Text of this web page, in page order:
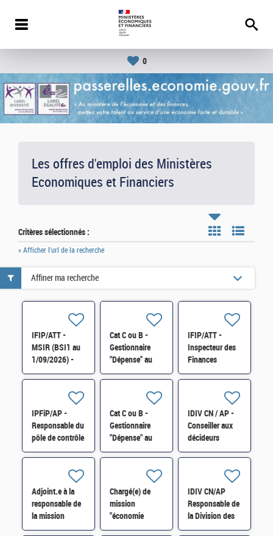
0
Les offres d'emploi des Ministères
Economiques et Financiers
Critères sélectionnés :
» Afficher l'url de la recherche
IFIP/ATT -
MSIR (BSI1 au
1/09/2026) -
Développeur /
Analyste H/F
Cat C ou B -
Gestionnaire
"Dépense" au
sein du DCM
IFIP/ATT -
Inspecteur des
Finances
publiques en
des revenus et
patrimoine
(PCRP) H/F
IPFiP/AP -
Responsable du
pôle de contrôle
des revenus et
(PCRP) H/F
Cat C ou B -
Gestionnaire
"Dépense" au
sein du DCM
IDIV CN / AP -
Conseiller aux
décideurs
locaux (CDL)
Carmaux H/F
Adjoint.e à la
responsable de
la mission
inspection du
Chargé(e) de
mission
"économie
numérique"
IDIV CN/AP
Responsable de
la Division des
Opérations de
Affiner ma recherche